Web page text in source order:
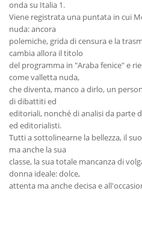
onda su Italia 1.
Viene registrata una puntata in cui
nuda: ancora
polemiche, grida di censura e la
cambia allora il titolo
del programma in "Araba fenice" e
come valletta nuda,
che diventa, manco a dirlo, un
di dibattiti ed
editoriali, nonché di analisi da parte
ed editorialisti.
Tutti a sottolinearne la bellezza, il
ma anche la sua
classe, la sua totale mancanza di
donna ideale: dolce,
attenta ma anche decisa e